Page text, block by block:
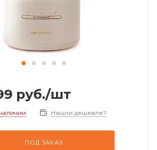
руб./шт
Нашли дешевле?
ПОД ЗАКАЗ